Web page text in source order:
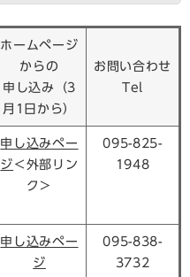
ホームページ
からの
申し込み（3
月1日から）
お問い合わせ
Tel
申し込みペー
ジ​ ＜外部リン
ク＞
095-825-
1948
申し込みペー
ジ​
095-838-
3732